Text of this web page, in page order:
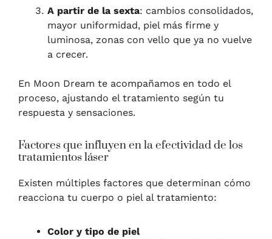
A partir de la sexta: cambios consolidados,
mayor uniformidad, piel más firme y
luminosa, zonas con vello que ya no vuelve
a crecer.
En Moon Dream te acompañamos en todo el
proceso, ajustando el tratamiento según tu
respuesta y sensaciones.
Factores que influyen en la efectividad de los
tratamientos láser
Existen múltiples factores que determinan cómo
reacciona tu cuerpo o piel al tratamiento:
Color y tipo de piel